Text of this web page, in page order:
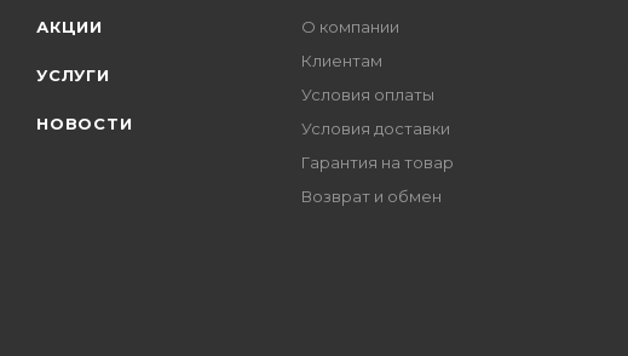
АКЦИИ
УСЛУГИ
НОВОСТИ
О компании
Клиентам
Условия оплаты
Условия доставки
Гарантия на товар
Возврат и обмен